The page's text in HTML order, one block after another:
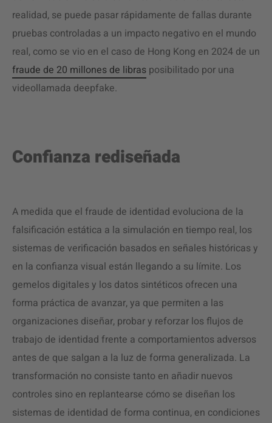
realidad, se puede pasar rápidamente de fallas durante
pruebas controladas a un impacto negativo en el mundo
real, como se vio en el caso de Hong Kong en 2024 de un
fraude de 20 millones de libras posibilitado por una
videollamada deepfake.
Confianza rediseñada
A medida que el fraude de identidad evoluciona de la
falsificación estática a la simulación en tiempo real, los
sistemas de verificación basados en señales históricas y
en la confianza visual están llegando a su límite. Los
gemelos digitales y los datos sintéticos ofrecen una
forma práctica de avanzar, ya que permiten a las
organizaciones diseñar, probar y reforzar los flujos de
trabajo de identidad frente a comportamientos adversos
antes de que salgan a la luz de forma generalizada. La
transformación no consiste tanto en añadir nuevos
controles sino en replantearse cómo se diseñan los
sistemas de identidad de forma continua, en condiciones